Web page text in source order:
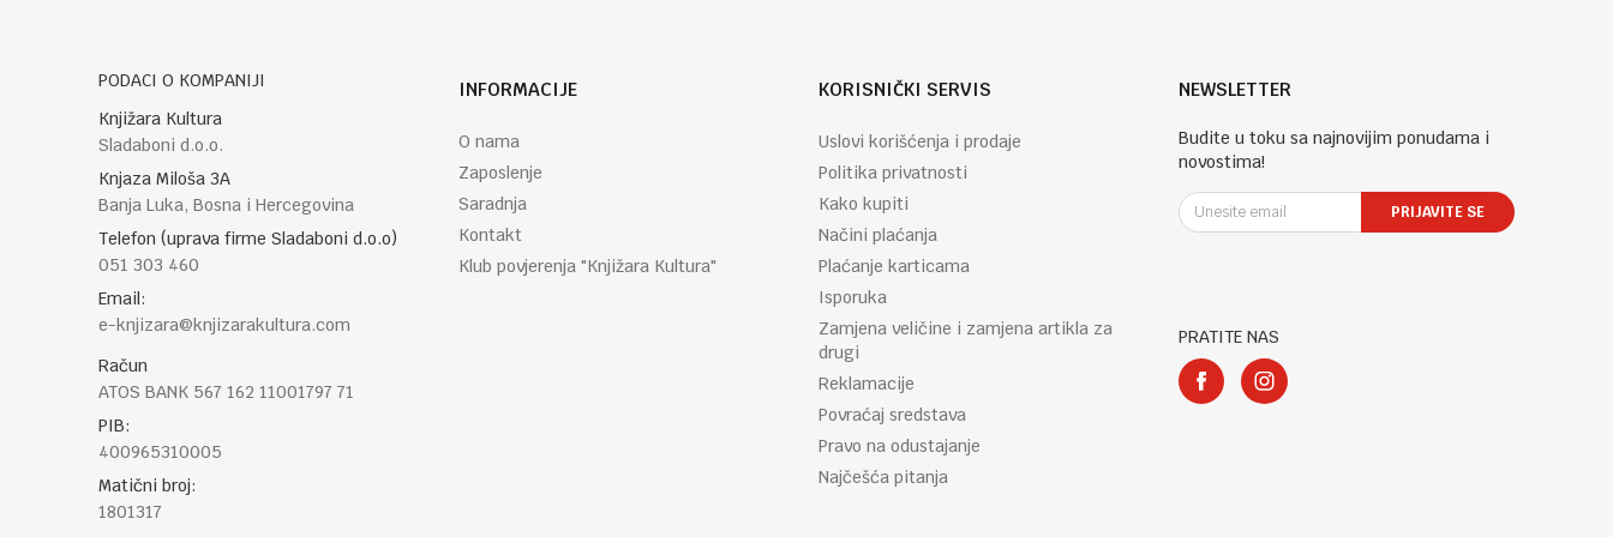
PODACI O KOMPANIJI
Knjižara Kultura
Sladaboni d.o.o.
Knjaza Miloša 3A
Banja Luka, Bosna i Hercegovina
Telefon (uprava firme Sladaboni d.o.o)
051 303 460
Email:
e-knjizara@knjizarakultura.com
Račun
ATOS BANK 567 162 11001797 71
PIB:
400965310005
Matični broj:
1801317
INFORMACIJE
O nama
Zaposlenje
Saradnja
Kontakt
Klub povjerenja "Knjižara Kultura"
KORISNIČKI SERVIS
Uslovi korišćenja i prodaje
Politika privatnosti
Kako kupiti
Načini plaćanja
Plaćanje karticama
Isporuka
Zamjena veličine i zamjena artikla za
drugi
Reklamacije
Povraćaj sredstava
Pravo na odustajanje
Najčešća pitanja
NEWSLETTER
Budite u toku sa najnovijim ponudama i
novostima!
PRIJAVITE SE
PRATITE NAS